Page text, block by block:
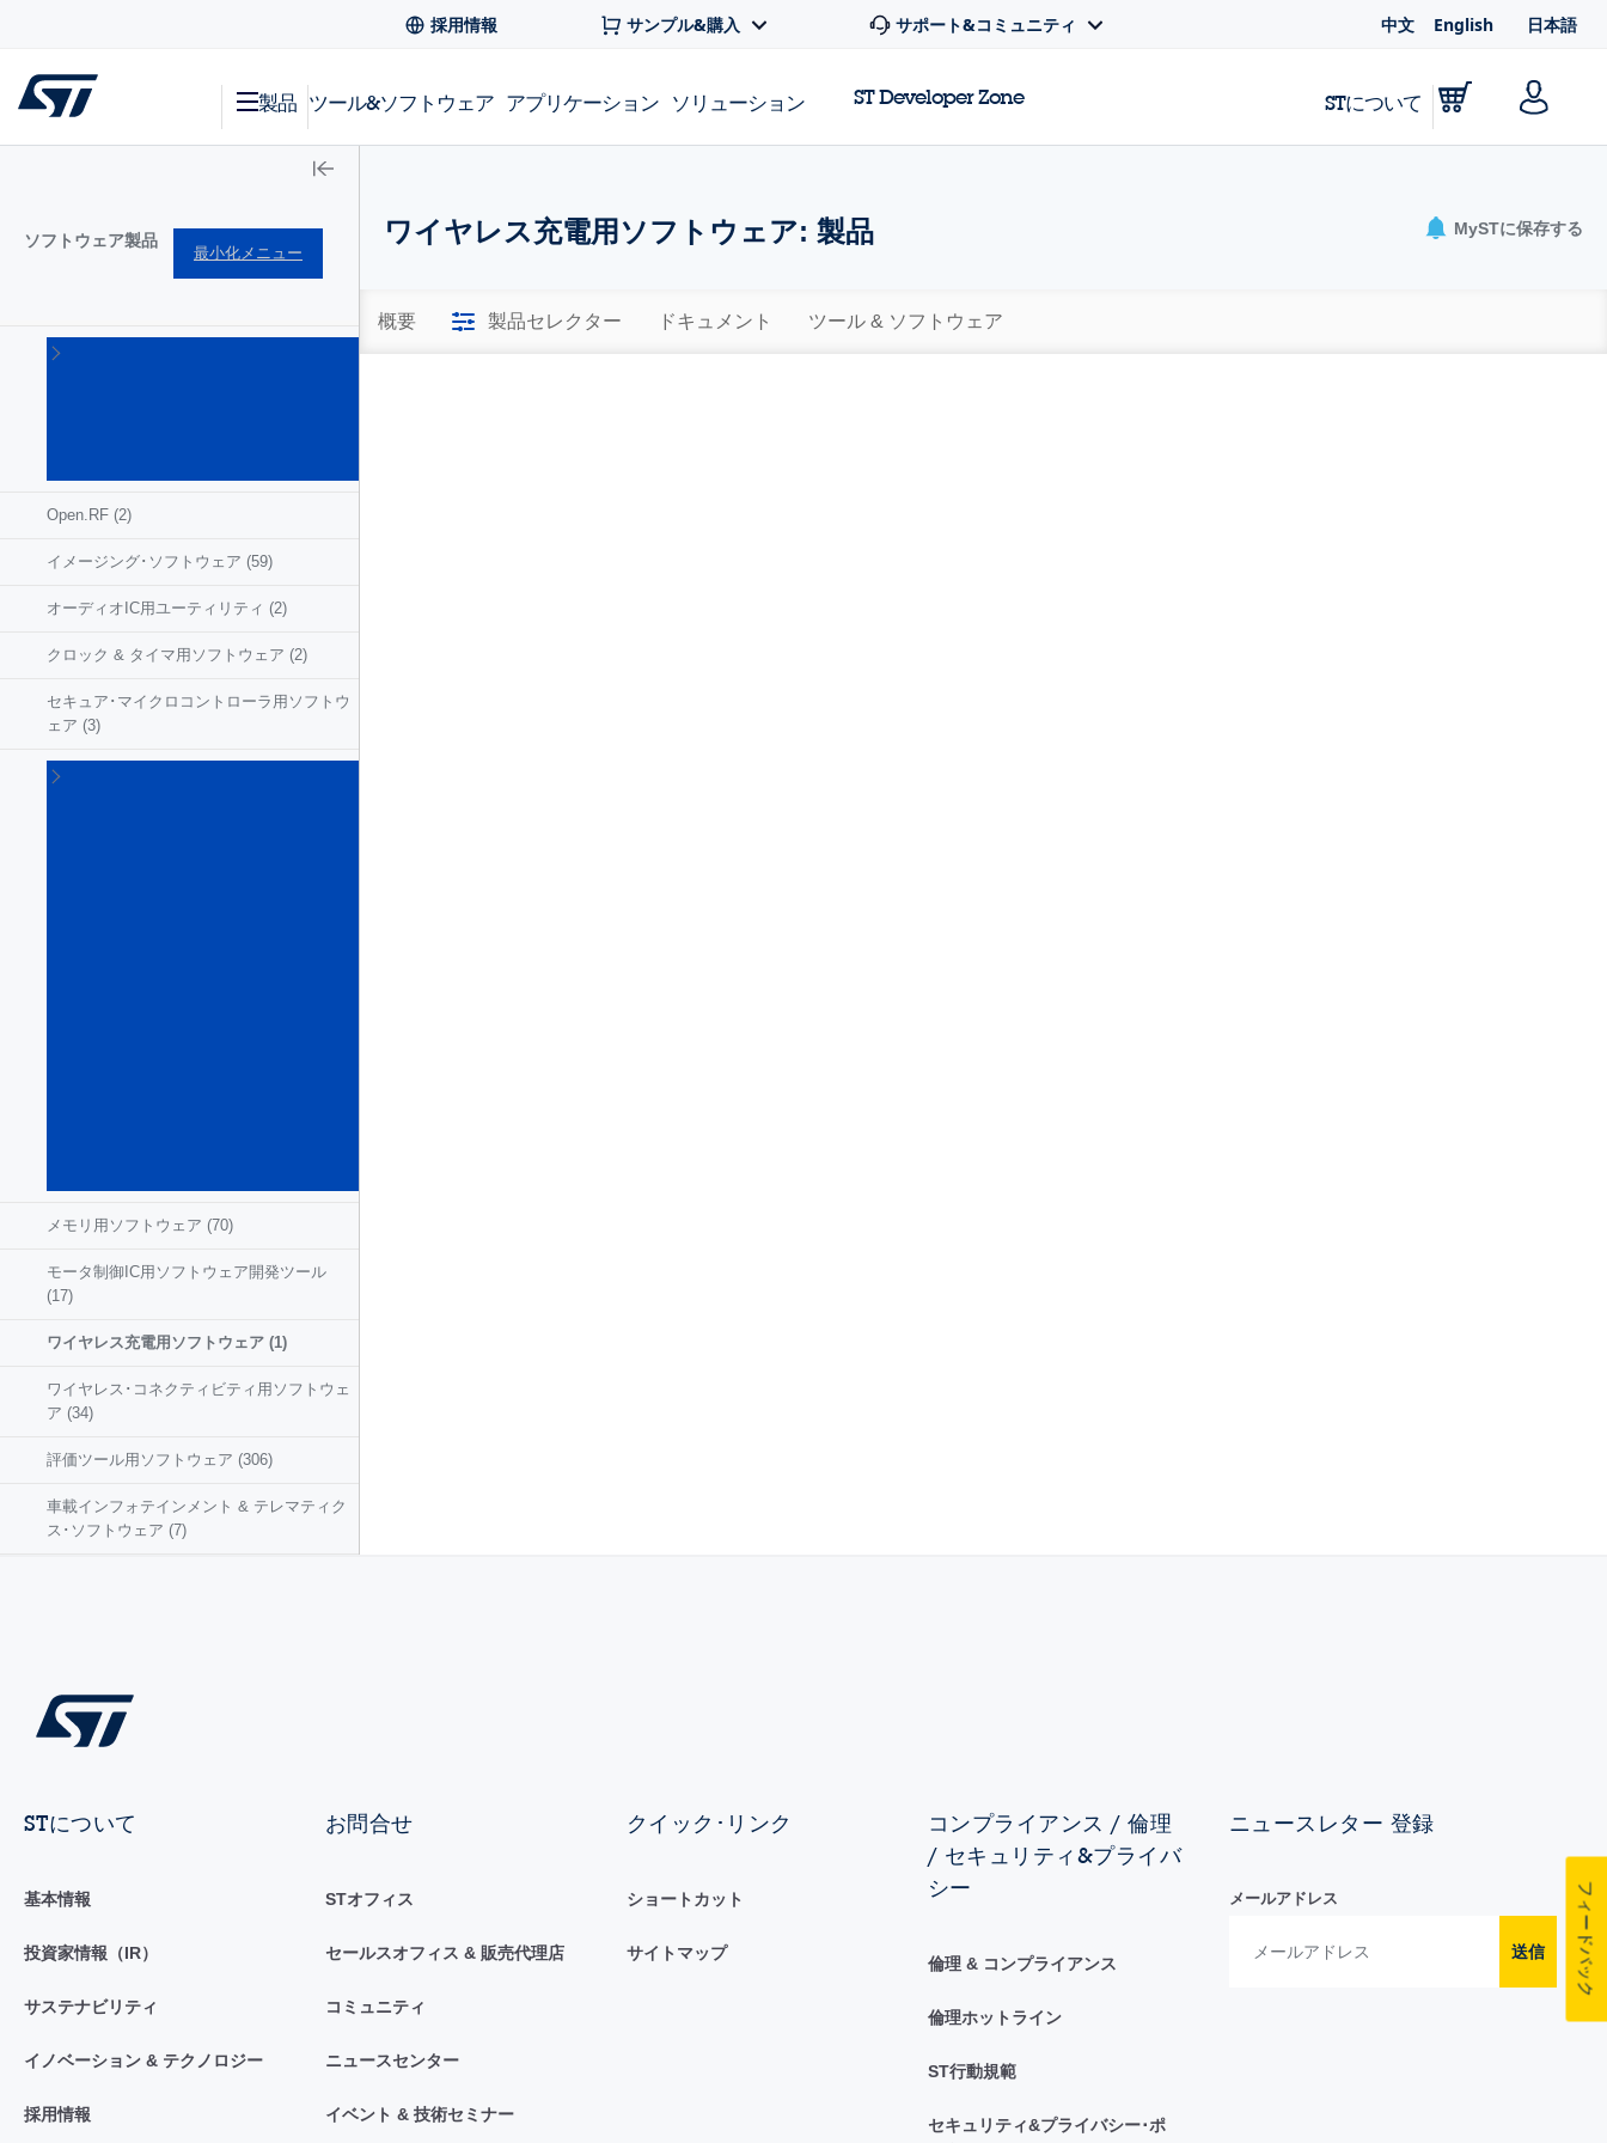
採用情報 サンプル&購入 サポート&コミュニティ 中文 English 日本語
製品 ツール&ソフトウェア アプリケーション ソリューション ST Developer Zone STについて
ソフトウェア製品
最小化メニュー
Open.RF (2)
イメージング･ソフトウェア (59)
オーディオIC用ユーティリティ (2)
クロック & タイマ用ソフトウェア (2)
セキュア･マイクロコントローラ用ソフトウ
ェア (3)
メモリ用ソフトウェア (70)
モータ制御IC用ソフトウェア開発ツール
(17)
ワイヤレス充電用ソフトウェア (1)
ワイヤレス･コネクティビティ用ソフトウェ
ア (34)
評価ツール用ソフトウェア (306)
車載インフォテインメント & テレマティク
ス･ソフトウェア (7)
ワイヤレス充電用ソフトウェア: 製品 MySTに保存する
概要 製品セレクター ドキュメント ツール & ソフトウェア
STについて
基本情報
投資家情報（IR）
サステナビリティ
イノベーション & テクノロジー
採用情報
お問合せ
STオフィス
セールスオフィス & 販売代理店
コミュニティ
ニュースセンター
イベント & 技術セミナー
クイック･リンク
ショートカット
サイトマップ
コンプライアンス / 倫理
/ セキュリティ&プライバ
シー
倫理 & コンプライアンス
倫理ホットライン
ST行動規範
セキュリティ&プライバシー･ポ
ニュースレター 登録
メールアドレス
送信 フィードバック